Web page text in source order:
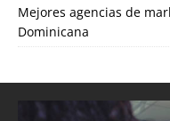
Mejores agencias de
Dominicana